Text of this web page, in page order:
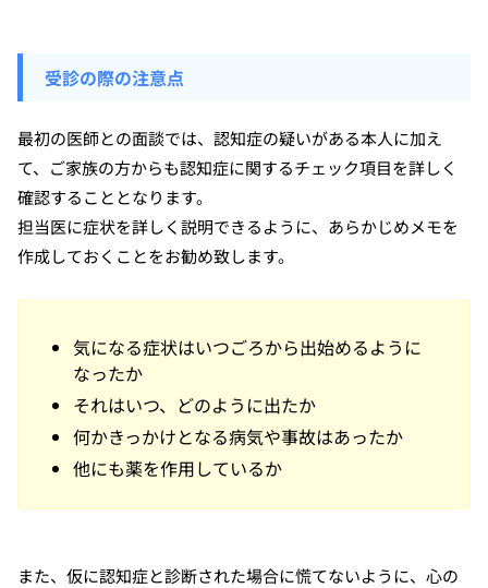
受診の際の注意点
最初の医師との面談では、認知症の疑いがある本人に加え
て、ご家族の方からも認知症に関するチェック項目を詳しく
確認することとなります。
担当医に症状を詳しく説明できるように、あらかじめメモを
作成しておくことをお勧め致します。
気になる症状はいつごろから出始めるように
なったか
それはいつ、どのように出たか
何かきっかけとなる病気や事故はあったか
他にも薬を作用しているか
また、仮に認知症と診断された場合に慌てないように、心の